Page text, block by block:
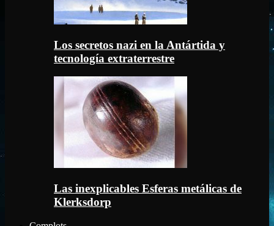
Los secretos nazi en la Antártida y
tecnología extraterrestre
Las inexplicables Esferas metálicas de
Klerksdorp